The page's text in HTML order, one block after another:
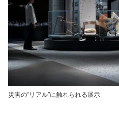
災害の“リアル”に触れられる展示